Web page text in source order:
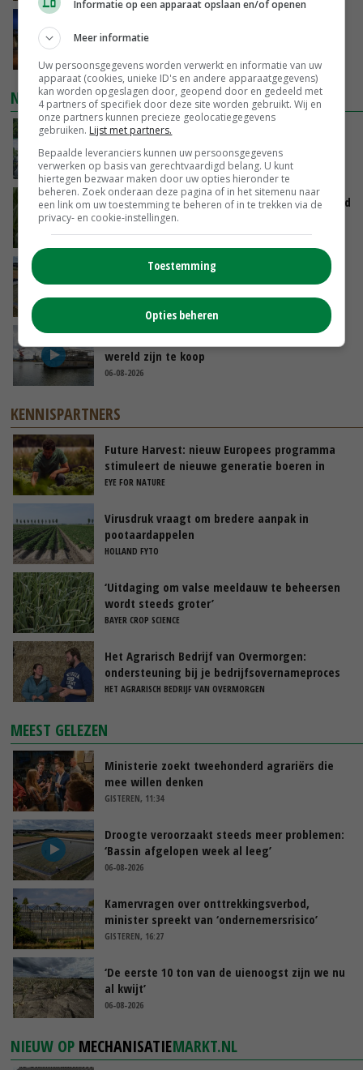
hogere omzet
NIEUWSTE VIDEO'S
Oekraïne-vlogger Kees Huizinga: ‘Bezoek van
de ambassade mag zelf groente plukken’
GISTEREN, 12:00
Limburgse mais van Frijns doet het verrassend
goed
GISTEREN, 10:00
Droogte veroorzaakt steeds meer problemen:
‘Bassin afgelopen week al leeg’
wereld zijn te koop
06-08-2026
KENNISPARTNERS
Future Harvest: nieuw Europees programma
stimuleert de nieuwe generatie boeren in
Nederland
EYE FOR NATURE
Virusdruk vraagt om bredere aanpak in
pootaardappelen
HOLLAND FYTO
‘Uitdaging om valse meeldauw te beheersen
wordt steeds groter’
BAYER CROP SCIENCE
Het Agrarisch Bedrijf van Overmorgen:
ondersteuning bij je bedrijfsovernameproces
HET AGRARISCH BEDRIJF VAN OVERMORGEN
MEEST GELEZEN
Ministerie zoekt tweehonderd agrariërs die
mee willen denken
GISTEREN, 11:34
Droogte veroorzaakt steeds meer problemen:
‘Bassin afgelopen week al leeg’
06-08-2026
Kamervragen over onttrekkingsverbod,
minister spreekt van ‘ondernemersrisico’
GISTEREN, 16:27
‘De eerste 10 ton van de uienoogst zijn we nu
al kwijt’
06-08-2026
NIEUW OP MECHANISATIEMARKT.NL
Informatie op een apparaat opslaan en/of openen
Meer informatie
Uw persoonsgegevens worden verwerkt en informatie van uw
apparaat (cookies, unieke ID's en andere apparaatgegevens)
kan worden opgeslagen door, geopend door en gedeeld met
4 partners of specifiek door deze site worden gebruikt. Wij en
onze partners kunnen precieze geolocatiegegevens
gebruiken. Lijst met partners.
Bepaalde leveranciers kunnen uw persoonsgegevens
verwerken op basis van gerechtvaardigd belang. U kunt
hiertegen bezwaar maken door uw opties hieronder te
beheren. Zoek onderaan deze pagina of in het sitemenu naar
een link om uw toestemming te beheren of in te trekken via de
privacy- en cookie-instellingen.
Toestemming
Opties beheren